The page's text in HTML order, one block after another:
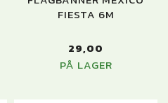
FIESTA 6M
29,00
PÅ LAGER